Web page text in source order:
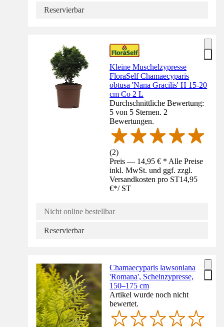
Reservierbar
Kleine Muschelzypresse
FloraSelf Chamaecyparis
obtusa 'Nana Gracilis' H 15-20
cm Co 2 L
Durchschnittliche Bewertung:
5 von 5 Sternen. 2
Bewertungen.
(2)
Preis — 14,95 € * Alle Preise
inkl. MwSt. und ggf. zzgl.
Versandkosten pro ST14,95
€*/ ST
Nicht online bestellbar
Reservierbar
Chamaecyparis lawsoniana
'Romana', Scheinzypresse,
150–175 cm
Artikel wurde noch nicht
bewertet.